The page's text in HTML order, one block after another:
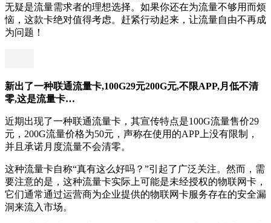
无疑是流量需求者的理想选择。如果你还在为流量不够用而烦
恼，这款卡绝对值得考虑。赶紧行动起来，让流量自由不再成
为问题！
新出了一种联通流量卡,100G29元200G元,不限APP,月低不清
零,这是流量卡…
近期出现了一种联通流量卡，其宣传特点是100G流量售价29
元，200G流量价格为50元，声称在使用的APP上没有限制，
并且承诺月度流量不会清零。
这种流量卡自称“真有这么好吗？”引起了广泛关注。然而，需
要注意的是，这种流量卡实际上可能是未经授权的物联网卡，
它们通常通过运营商为企业提供的物联网卡服务存在的安全漏
洞来流入市场。